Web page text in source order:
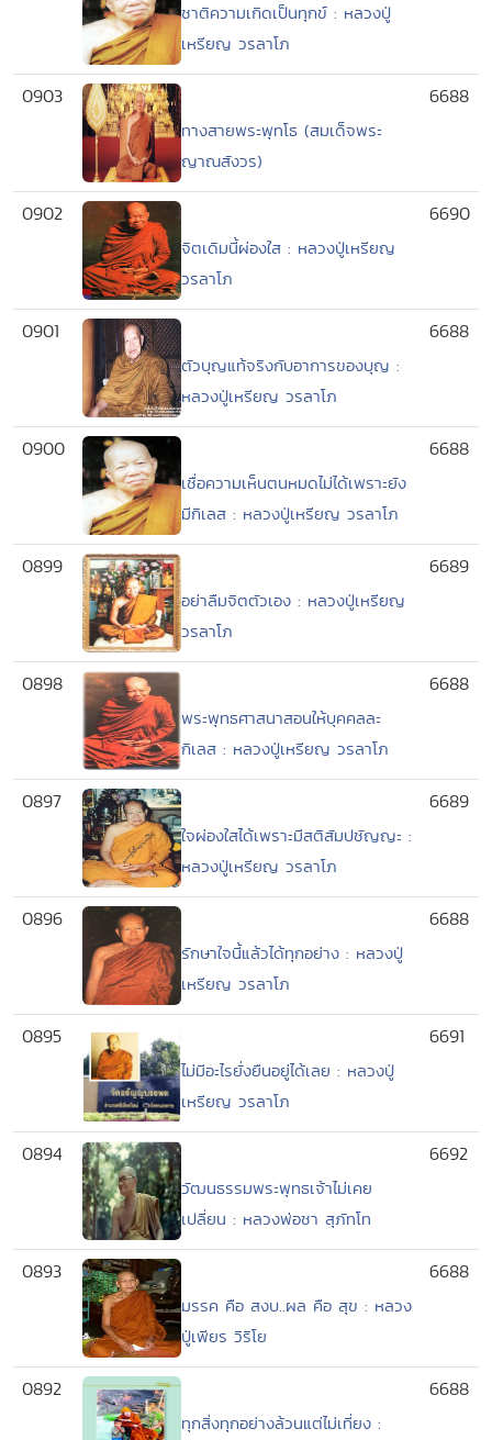
ชาติความเกิดเป็นทุกข์ : หลวงปู่
เหรียญ วรลาโภ
0903
ทางสายพระพุทโธ (สมเด็จพระ
ญาณสังวร)
6688
0902
จิตเดิมนี้ผ่องใส : หลวงปู่เหรียญ
วรลาโภ
6690
0901
ตัวบุญแท้จริงกับอาการของบุญ :
หลวงปู่เหรียญ วรลาโภ
6688
0900
เชื่อความเห็นตนหมดไม่ได้เพราะยัง
มีกิเลส : หลวงปู่เหรียญ วรลาโภ
6688
0899
อย่าลืมจิตตัวเอง : หลวงปู่เหรียญ
วรลาโภ
6689
0898
พระพุทธศาสนาสอนให้บุคคลละ
กิเลส : หลวงปู่เหรียญ วรลาโภ
6688
0897
ใจผ่องใสได้เพราะมีสติสัมปชัญญะ :
หลวงปู่เหรียญ วรลาโภ
6689
0896
รักษาใจนี้แล้วได้ทุกอย่าง : หลวงปู่
เหรียญ วรลาโภ
6688
0895
ไม่มีอะไรยั่งยืนอยู่ได้เลย : หลวงปู่
เหรียญ วรลาโภ
6691
0894
วัฒนธรรมพระพุทธเจ้าไม่เคย
เปลี่ยน : หลวงพ่อชา สุภัทโท
6692
0893
มรรค คือ สงบ..ผล คือ สุข : หลวง
ปู่เพียร วิริโย
6688
0892
ทุกสิ่งทุกอย่างล้วนแต่ไม่เที่ยง :
6688